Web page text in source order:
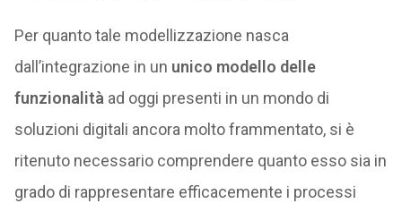
Per quanto tale modellizzazione nasca
dall’integrazione in un unico modello delle
funzionalità ad oggi presenti in un mondo di
soluzioni digitali ancora molto frammentato, si è
ritenuto necessario comprendere quanto esso sia in
grado di rappresentare efficacemente i processi